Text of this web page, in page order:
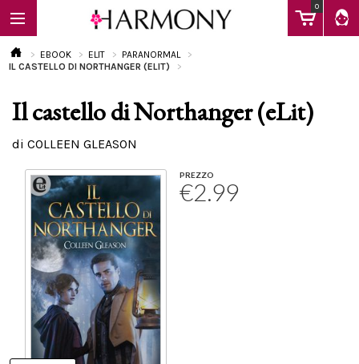
0
EBOOK
Calendario
EBOOK ELIT
PARANORMAL
IL CASTELLO DI NORTHANGER (ELIT)
Il castello di Northanger (eLit)
di COLLEEN GLEASON
PREZZO
€2.99